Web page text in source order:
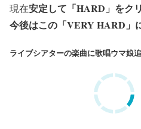
現在安定して「HARD」をク
今後はこの「VERY HARD」
ライブシアターの楽曲に歌唱ウマ娘